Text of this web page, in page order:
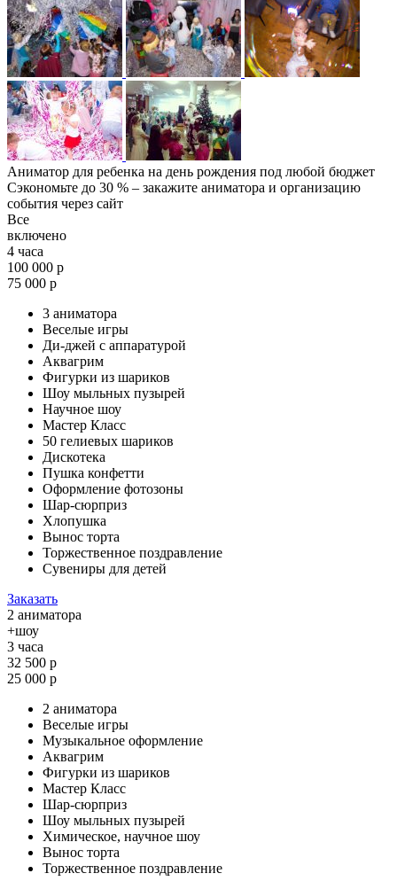
Аниматор для ребенка на день рождения под любой бюджет
Сэкономьте до 30 % – закажите аниматора и организацию
события через сайт
Все
включено
4 часа
100 000 р
75 000 р
3 аниматора
Веселые игры
Ди-джей с аппаратурой
Аквагрим
Фигурки из шариков
Шоу мыльных пузырей
Научное шоу
Мастер Класс
50 гелиевых шариков
Дискотека
Пушка конфетти
Оформление фотозоны
Шар-сюрприз
Хлопушка
Вынос торта
Торжественное поздравление
Сувениры для детей
Заказать
2 аниматора
+шоу
3 часа
32 500 р
25 000 р
2 аниматора
Веселые игры
Музыкальное оформление
Аквагрим
Фигурки из шариков
Мастер Класс
Шар-сюрприз
Шоу мыльных пузырей
Химическое, научное шоу
Вынос торта
Торжественное поздравление